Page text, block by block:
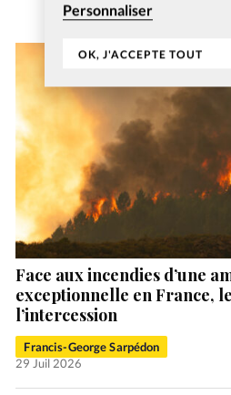
Personnaliser
OK, J'ACCEPTE TOUT
Face aux incendies d’une
exceptionnelle en France,
l’intercession
Francis-George Sarpédon
29 Juil 2026